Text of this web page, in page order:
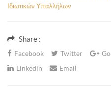
Ιδιωτικών Υπαλλήλων
Share :
Facebook Twitter
Linkedin
Email